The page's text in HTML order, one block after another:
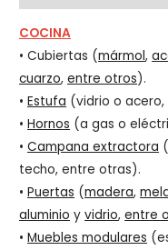
COCINA
• Cubiertas (mármol,
cuarzo,entre otros).
•Estufa (vidrio o
•Hornos (a gas o
•Campana extractora
techo, entre otras).
•Puertas (madera,
aluminio yvidrio,entre
•Muebles modulares